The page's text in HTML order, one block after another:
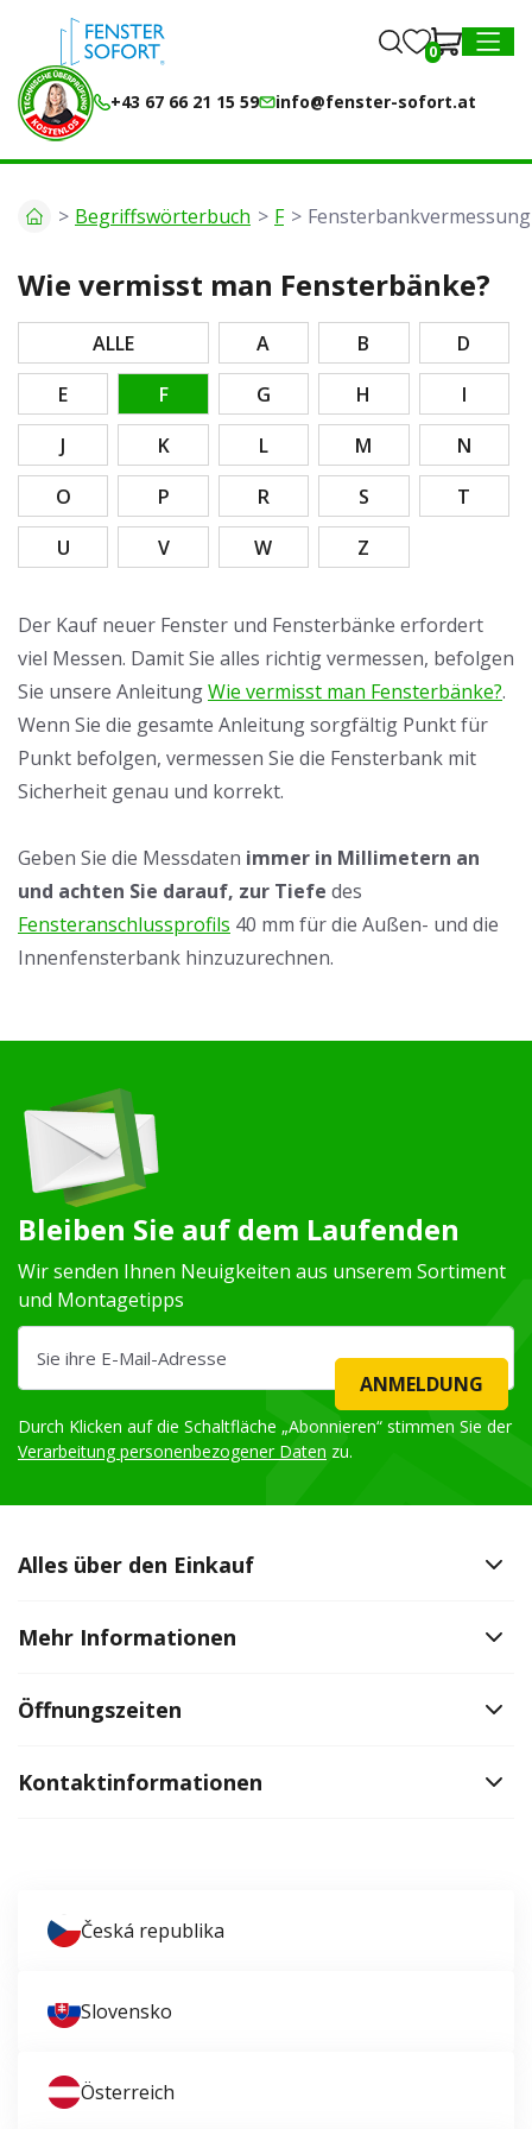
MENU
+43 67 66 21 15 59 info@fenster-sofort.at
0
Begriffswörterbuch F Fensterbankvermessung
Wie vermisst man Fensterbänke?
ALLE A B
D
E
F G H
I
J
K L M
N
O
P R S
T
U
V W Z
Der Kauf neuer Fenster und Fensterbänke erfordert
viel Messen. Damit Sie alles richtig vermessen, befolgen
Sie unsere AnleitungWie vermisst man Fensterbänke?.
Wenn Sie die gesamte Anleitung sorgfältig Punkt für
Punkt befolgen, vermessen Sie die Fensterbank mit
Sicherheit genau und korrekt.
Geben Sie die Messdaten immer in Millimetern an
und achten Sie darauf, zur Tiefe des
Fensteranschlussprofils 40 mm für die Außen- und die
Innenfensterbank hinzuzurechnen.
Bleiben Sie auf dem Laufenden
Wir senden Ihnen Neuigkeiten aus unserem Sortiment
und Montagetipps
ANMELDUNG
Durch Klicken auf die Schaltfläche „Abonnieren“ stimmen Sie der
Verarbeitung personenbezogener Daten zu.
Alles über den Einkauf
Mehr Informationen
Öffnungszeiten
Kontaktinformationen
Česká republika
Slovensko
Österreich